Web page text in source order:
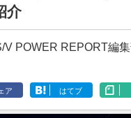
介
V POWER REPORT編
ア はてブ